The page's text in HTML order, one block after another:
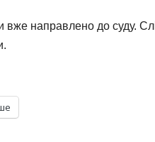
направлено до суду.